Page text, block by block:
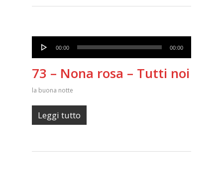
Audio
Player
00:00 00:00
73 – Nona rosa – Tutti noi
la buona notte
Leggi tutto